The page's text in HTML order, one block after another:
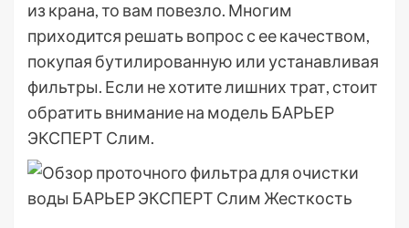
из крана, то вам повезло. Многим
приходится решать вопрос с ее качеством,
покупая бутилированную или устанавливая
фильтры. Если не хотите лишних трат, стоит
обратить внимание на модель БАРЬЕР
ЭКСПЕРТ Слим.